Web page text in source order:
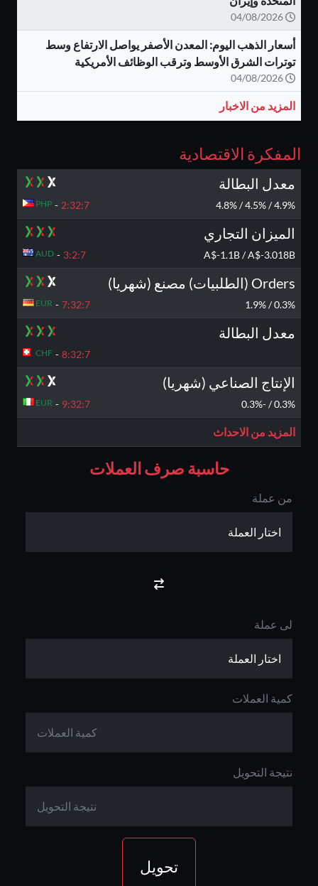
أسعار الذهب اليوم: المعدن الأصفر يواصل الارتفاع وسط
توترات الشرق الأوسط وترقب الوظائف الأمريكية
المزيد من الاخبار
المفكرة الاقتصادية
معدل البطالة
4.9% / 4.5% / 4.8%
2:32:6
-
PHP
الميزان التجاري
A$-1.1B / A$-3.018B
3:2:6
-
AUD
Orders (الطلبيات) مصنع (شهريا)
0.3% / 1.9%
7:32:6
-
EUR
معدل البطالة
8:32:6
-
CHF
الإنتاج الصناعي (شهريا)
0.3% / -0.3%
9:32:6
-
EUR
المزيد من الاحداث
حاسبة صرف العملات
من عملة
لى عملة
كمية العملات
نتيجة التحويل
تحويل